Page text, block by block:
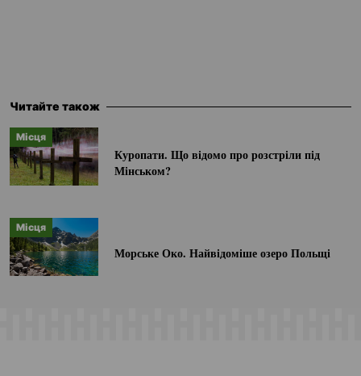
Читайте також
Місця
Куропати. Що відомо про розстріли під
Мінськом?
Місця
Морське Око. Найвідоміше озеро Польщі